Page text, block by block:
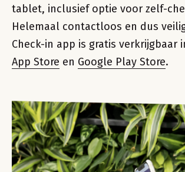
tablet, inclusief optie voor zelf-
Helemaal contactloos en dus
Check-in app is gratis verkrijgbaar
App Store en Google Play Store.